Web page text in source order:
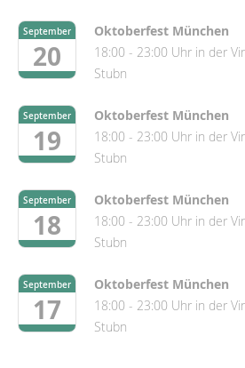
September
20
Oktoberfest München
18:00 - 23:00 Uhr in der
Stubn
September
19
Oktoberfest München
18:00 - 23:00 Uhr in der
Stubn
September
18
Oktoberfest München
18:00 - 23:00 Uhr in der
Stubn
September
17
Oktoberfest München
18:00 - 23:00 Uhr in der
Stubn